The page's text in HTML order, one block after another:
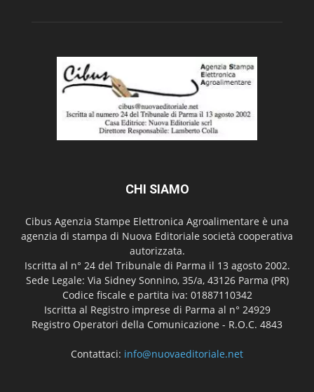
CHI SIAMO
Cibus Agenzia Stampe Elettronica Agroalimentare è una
agenzia di stampa di Nuova Editoriale società cooperativa
autorizzata.
Iscritta al n° 24 del Tribunale di Parma il 13 agosto 2002.
Sede Legale: Via Sidney Sonnino, 35/a, 43126 Parma (PR)
Codice fiscale e partita iva: 01887110342
Iscritta al Registro imprese di Parma al n° 24929
Registro Operatori della Comunicazione - R.O.C. 4843
Contattaci: info@nuovaeditoriale.net